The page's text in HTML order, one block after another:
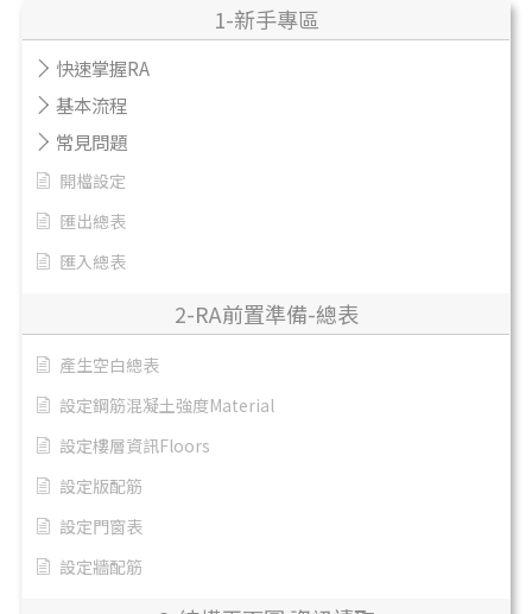
1-新手專區
快速掌握RA
基本流程
常見問題
開檔設定
匯出總表
匯入總表
2-RA前置準備-總表
產生空白總表
設定鋼筋混凝土強度Material
設定樓層資訊Floors
設定版配筋
設定門窗表
設定牆配筋